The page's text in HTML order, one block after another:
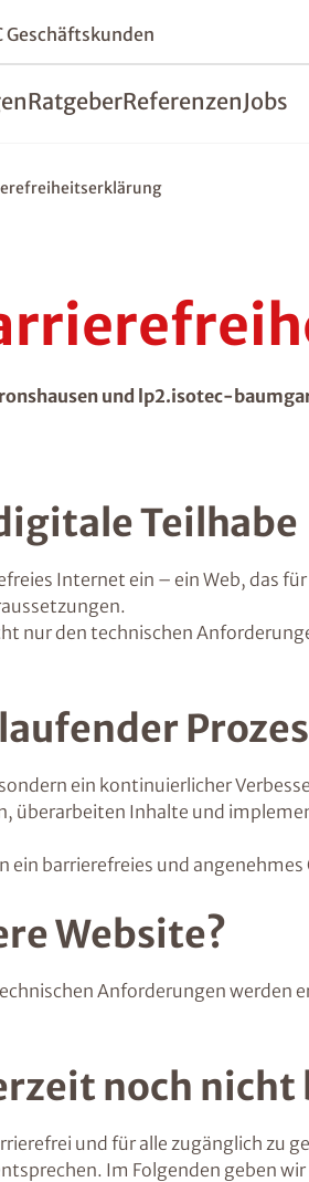
Geschäftskunden
RatgeberReferenzenJobs
und lp2.isotec-
Teilhabe
Internet ein – ein Web, das
nur den technischen
ein kontinuierlicher
überarbeiten Inhalte und
ein barrierefreies und
Website?
Anforderungen
noch
und für alle zugänglich zu
Im Folgenden geben